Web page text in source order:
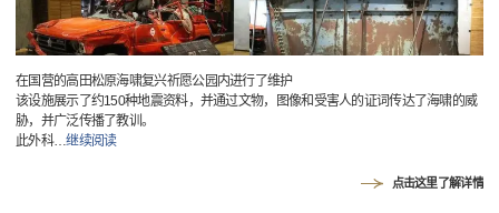
在国营的高田松原海啸复兴祈愿公园内进行了维护
该设施展示了约150种地震资料，并通过文物，图像和受害人的证词传达了海啸的威
胁，并广泛传播了教训。
此外科…继续阅读
点击这里了解详情